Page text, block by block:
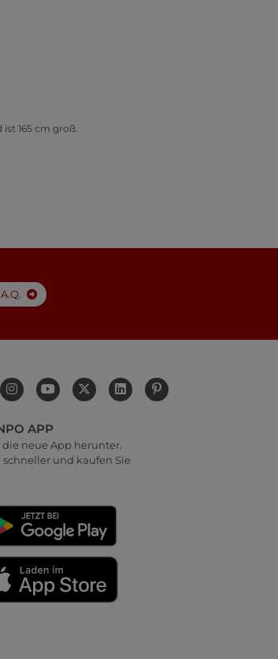
ist 165 cm groß.
APP
die neue App herunter.
schneller und kaufen Sie